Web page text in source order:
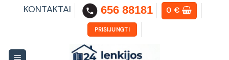
KONTAKTAI 656 88181 0€
PRISIJUNGTI